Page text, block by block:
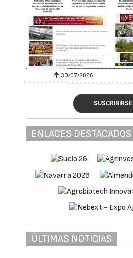
30/07/2026
SUSCRIBIRSE
ENLACES DESTACADOS
ÚLTIMAS NOTICIAS